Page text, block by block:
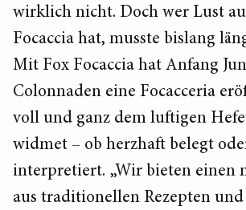
wirklich nicht. Doch wer Lust
Focaccia hat, musste bislang
Mit Fox Focaccia hat Anfang
Colonnaden eine Focacceria
voll und ganz dem luftigen
widmet – ob herzhaft belegt
interpretiert. „Wir bieten einen
aus traditionellen Rezepten